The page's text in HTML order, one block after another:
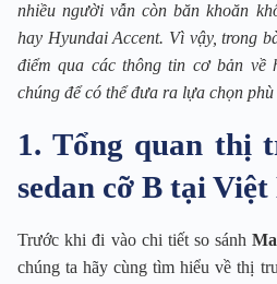
nhiều người vẫn còn băn khoăn
hay Hyundai Accent. Vì vậy, trong
điểm qua các thông tin cơ bản về
chúng để có thể đưa ra lựa chọn
1. Tổng quan thị
sedan cỡ B tại Việt
Trước khi đi vào chi tiết so sánh
chúng ta hãy cùng tìm hiểu về thị